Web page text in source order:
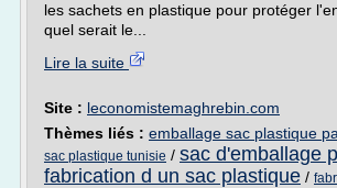
les sachets en plastique pour protéger
quel serait le...
Lire la suite
Site : leconomistemaghrebin.com
Thèmes liés : emballage sac plastique
sac plastique tunisie / sac d'emballage
fabrication d un sac plastique /